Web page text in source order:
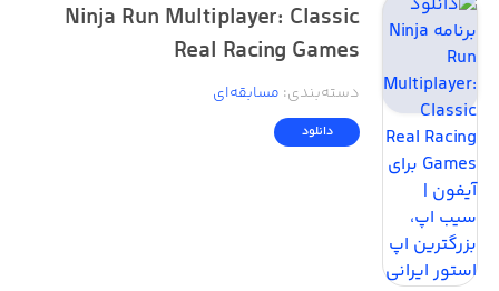
Ninja Run Multiplayer: Classic
Real Racing Games
دسته‌بندی: مسابقه‌ای
دانلود